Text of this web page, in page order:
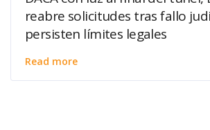
reabre solicitudes tras fallo
persisten límites legales
Read more